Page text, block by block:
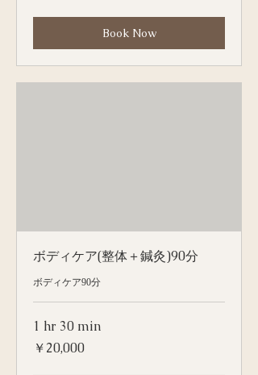
Book Now
ボディケア(整体＋鍼灸)90分
ボディケア90分
1 hr 30 min
20,000
円
￥20,000